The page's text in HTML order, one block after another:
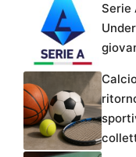
Serie